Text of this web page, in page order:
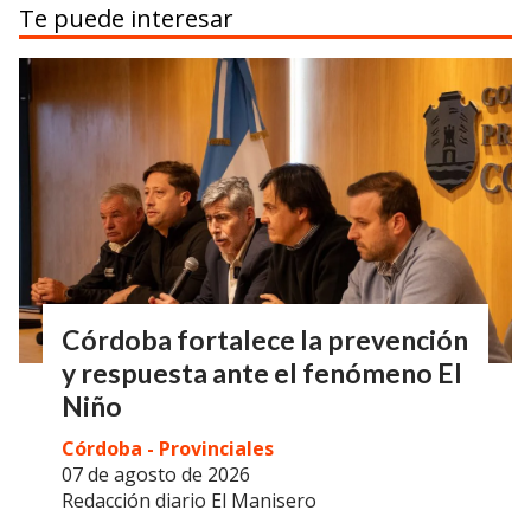
Te puede interesar
Córdoba fortalece la prevención
y respuesta ante el fenómeno El
Niño
Redacción diario El Manisero
Córdoba - Provinciales
07 de agosto de 2026